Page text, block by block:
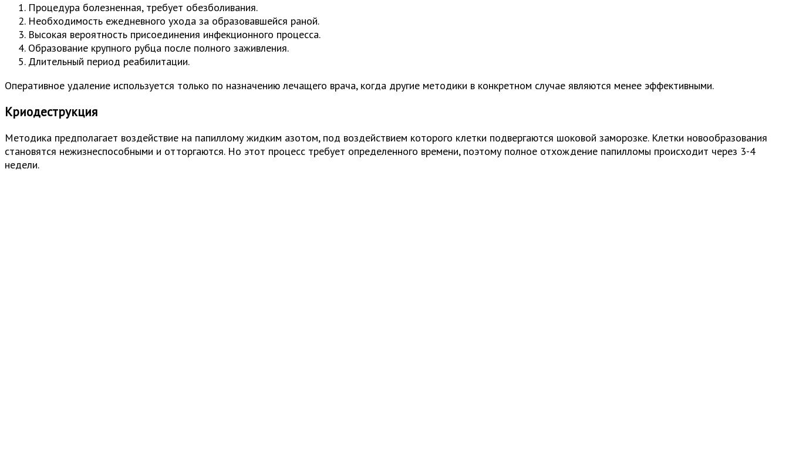
Процедура болезненная, требует обезболивания.
Необходимость ежедневного ухода за образовавшейся раной.
Высокая вероятность присоединения инфекционного процесса.
Образование крупного рубца после полного заживления.
Длительный период реабилитации.
Оперативное удаление используется только по назначению лечащего врача, когда другие методики в конкретном случае являются менее эффективными.
Криодеструкция
Методика предполагает воздействие на папиллому жидким азотом, под воздействием которого клетки подвергаются шоковой заморозке. Клетки новообразования
становятся нежизнеспособными и отторгаются. Но этот процесс требует определенного времени, поэтому полное отхождение папилломы происходит через 3-4
недели.